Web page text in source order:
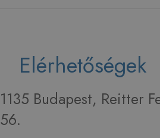
Elérhetőségek
1135 Budapest, Reitter
56.